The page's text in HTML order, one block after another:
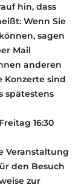
hin, dass
Wenn Sie
sagen
Mail
anderen
Konzerte sind
spätestens
16:30
Veranstaltung
den Besuch
zur